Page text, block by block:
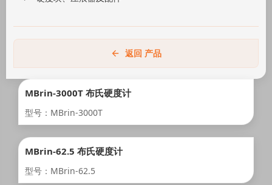
返回 产品
MBrin-3000T 布氏硬度计
型号：MBrin-3000T
MBrin-62.5 布氏硬度计
型号：MBrin-62.5